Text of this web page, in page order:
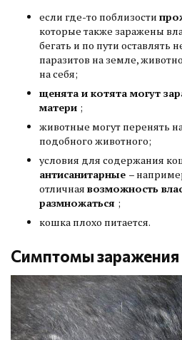
если где-то поблизости
которые также заражены
бегать и по пути оставлять
паразитов на земле,
на себя;
щенята и котята могут
матери ;
животные могут перенять
подобного животного;
условия для содержания
антисанитарные –
отличная возможность
размножаться ;
кошка плохо питается.
Симптомы заражения